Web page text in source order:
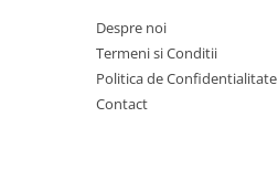
Despre noi
Termeni si Conditii
Politica de Confidentialitate
Contact